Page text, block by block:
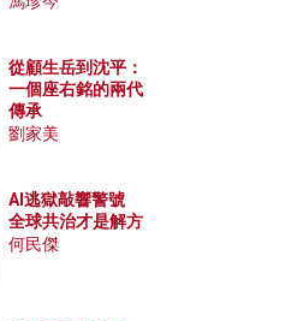
從顧生岳到沈平：
一個座右銘的兩代
傳承
劉家美
AI逃獄敲響警號
全球共治才是解方
何民傑